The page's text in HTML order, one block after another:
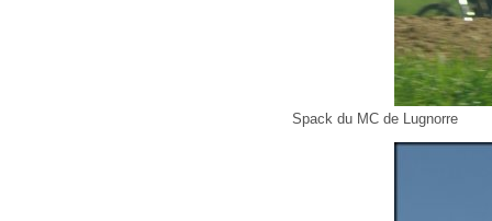
Spack du MC de Lugnorre